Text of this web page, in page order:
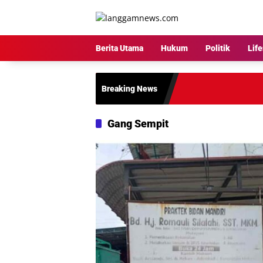
Berita Utama Hukum Politik
Breaking News
Gang Sempit